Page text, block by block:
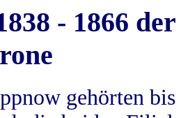
- 1866
gehörten